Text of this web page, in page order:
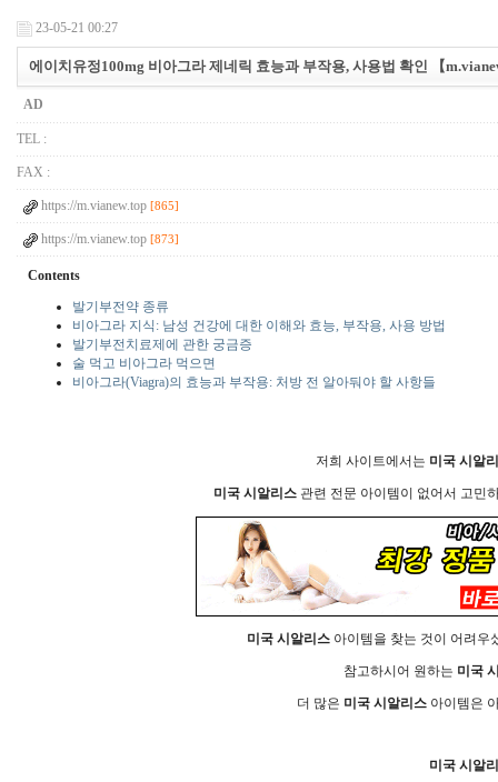
23-05-21 00:27
에이치유정100mg 비아그라 제네릭 효능과 부작용, 사용법 확인 【
AD
TEL :
FAX :
https://m.vianew.top [865]
https://m.vianew.top [873]
Contents
발기부전약 종류
비아그라 지식: 남성 건강에 대한 이해와 효능, 부작용, 사용 방법
발기부전치료제에 관한 궁금증
술 먹고 비아그라 먹으면
비아그라(Viagra)의 효능과 부작용: 처방 전 알아둬야 할 사항들
저희 사이트에서는 미국 시알
미국 시알리스 관련 전문 아이템이 없어서 고민
미국 시알리스 아이템을 찾는 것이 어려우
참고하시어 원하는 미국
더 많은 미국 시알리스 아이템은
미국 시알